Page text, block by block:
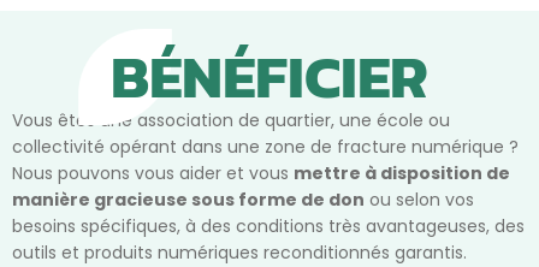
BÉNÉFICIER
Vous êtes une association de quartier, une école ou
collectivité opérant dans une zone de fracture numérique ?
Nous pouvons vous aider et vous mettre à disposition de
manière gracieuse sous forme de don ou selon vos
besoins spécifiques, à des conditions très avantageuses, des
outils et produits numériques reconditionnés garantis.